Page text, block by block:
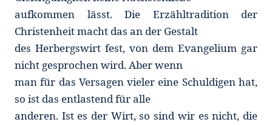
aufkommen lässt. Die Erzähltradition der
Christenheit macht das an der Gestalt
des Herbergswirt fest, von dem Evangelium gar
nicht gesprochen wird. Aber wenn
man für das Versagen vieler eine Schuldigen hat,
so ist das entlastend für alle
anderen. Ist es der Wirt, so sind wir es nicht, die